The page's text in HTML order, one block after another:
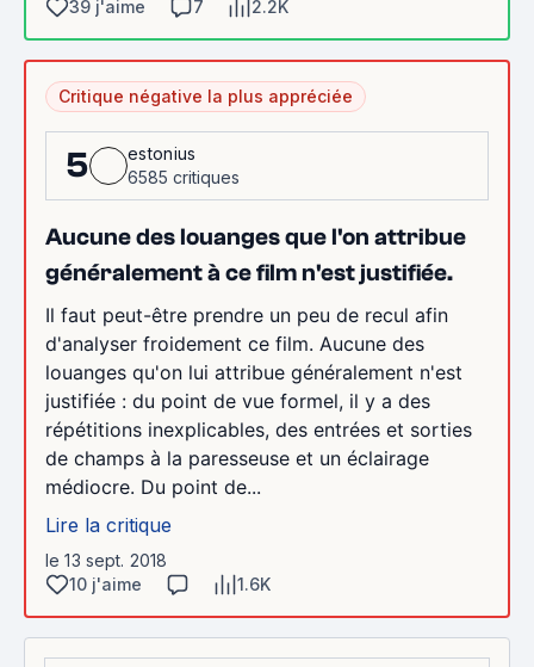
39 j'aime
7 2.2K
Critique négative la plus appréciée
5
estonius
6585 critiques
Aucune des louanges que l'on attribue
généralement à ce film n'est justifiée.
Il faut peut-être prendre un peu de recul afin
d'analyser froidement ce film. Aucune des
louanges qu'on lui attribue généralement n'est
justifiée : du point de vue formel, il y a des
répétitions inexplicables, des entrées et sorties
de champs à la paresseuse et un éclairage
médiocre. Du point de...
Lire la critique
le 13 sept. 2018
10 j'aime
1.6K